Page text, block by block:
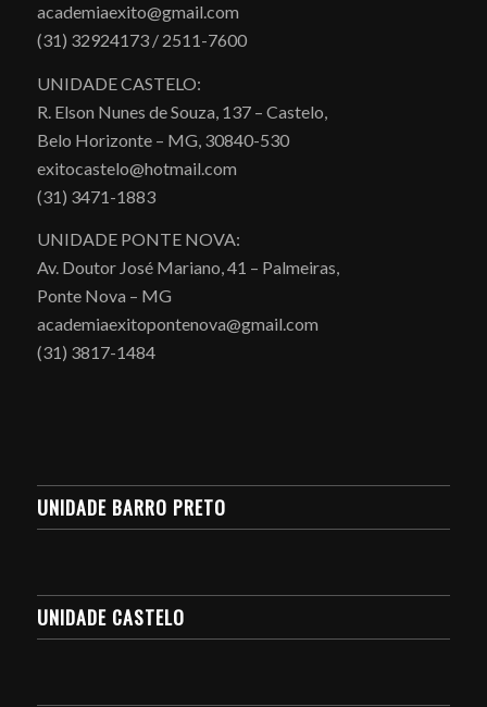
academiaexito@gmail.com
(31) 32924173 / 2511-7600
UNIDADE CASTELO:
R. Elson Nunes de Souza, 137 – Castelo,
Belo Horizonte – MG, 30840-530
exitocastelo@hotmail.com
(31) 3471-1883
UNIDADE PONTE NOVA:
Av. Doutor José Mariano, 41 – Palmeiras,
Ponte Nova – MG
academiaexitopontenova@gmail.com
(31) 3817-1484
UNIDADE BARRO PRETO
UNIDADE CASTELO